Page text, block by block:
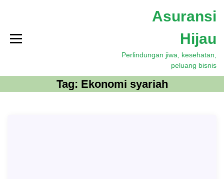
n
Asuransi
Hijau
Perlindungan jiwa, kesehatan,
peluang bisnis
Tag: Ekonomi syariah